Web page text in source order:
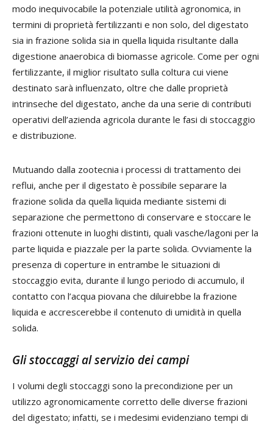
modo inequivocabile la potenziale utilità agronomica, in
termini di proprietà fertilizzanti e non solo, del digestato
sia in frazione solida sia in quella liquida risultante dalla
digestione anaerobica di biomasse agricole. Come per ogni
fertilizzante, il miglior risultato sulla coltura cui viene
destinato sarà influenzato, oltre che dalle proprietà
intrinseche del digestato, anche da una serie di contributi
operativi dell’azienda agricola durante le fasi di stoccaggio
e distribuzione.
Mutuando dalla zootecnia i processi di trattamento dei
reflui, anche per il digestato è possibile separare la
frazione solida da quella liquida mediante sistemi di
separazione che permettono di conservare e stoccare le
frazioni ottenute in luoghi distinti, quali vasche/lagoni per la
parte liquida e piazzale per la parte solida. Ovviamente la
presenza di coperture in entrambe le situazioni di
stoccaggio evita, durante il lungo periodo di accumulo, il
contatto con l’acqua piovana che diluirebbe la frazione
liquida e accrescerebbe il contenuto di umidità in quella
solida.
Gli stoccaggi al servizio dei campi
I volumi degli stoccaggi sono la precondizione per un
utilizzo agronomicamente corretto delle diverse frazioni
del digestato; infatti, se i medesimi evidenziano tempi di